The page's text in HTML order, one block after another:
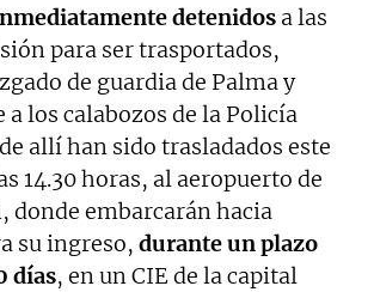
detenidos a las
para ser trasportados,
de guardia de Palma y
a los calabozos de la Policía
allí han sido trasladados este
14.30 horas, al aeropuerto de
donde embarcarán hacia
su ingreso, durante un plazo
días, en un CIE de la capital